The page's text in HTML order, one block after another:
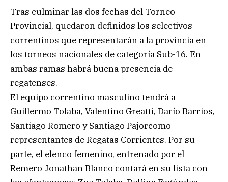
Tras culminar las dos fechas del Torneo
Provincial, quedaron definidos los selectivos
correntinos que representarán a la provincia en
los torneos nacionales de categoría Sub-16. En
ambas ramas habrá buena presencia de
regatenses.
El equipo correntino masculino tendrá a
Guillermo Tolaba, Valentino Greatti, Darío Barrios,
Santiago Romero y Santiago Pajorcomo
representantes de Regatas Corrientes. Por su
parte, el elenco femenino, entrenado por el
Remero Jonathan Blanco contará en su lista con